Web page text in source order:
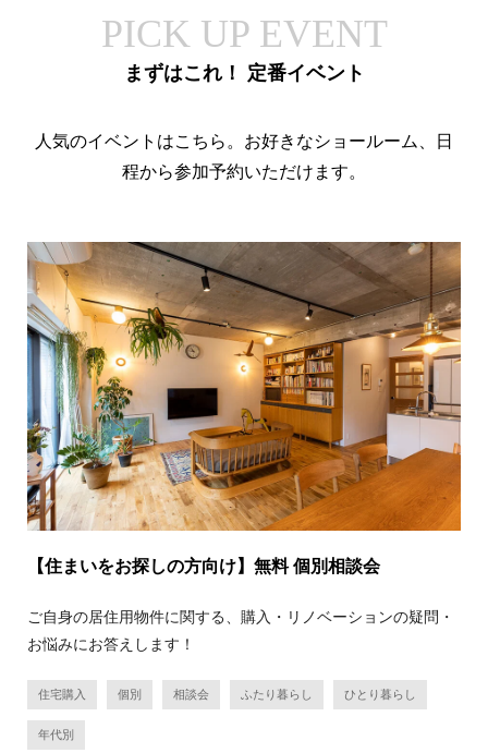
PICK UP EVENT
まずはこれ！ 定番イベント
人気のイベントはこちら。お好きなショールーム、日
程から参加予約いただけます。
【住まいをお探しの方向け】無料 個別相談会
ご自身の居住用物件に関する、購入・リノベーションの疑問・
お悩みにお答えします！
住宅購入 個別 相談会 ふたり暮らし ひとり暮らし
年代別